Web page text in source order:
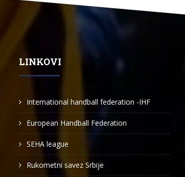
LINKOVI
International handball federation -IHF
European Handball Federation
SEHA league
Rukometni savez Srbije